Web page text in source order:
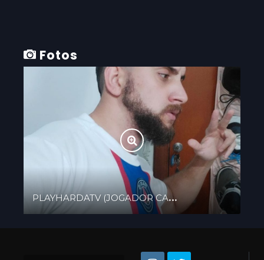
Fotos
PLAYHARDATV (JOGADOR CARO) 11.98225-2273